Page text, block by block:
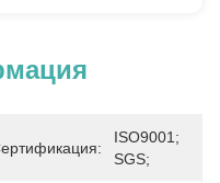
ISO9001;
SGS;